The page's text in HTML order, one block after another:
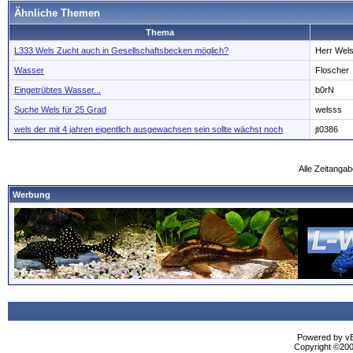
Ähnliche Themen
Thema
L333 Wels Zucht auch in Gesellschaftsbecken möglich?
Herr Wels
Wasser Floscher
Eingetrübtes Wasser... b0rN
Suche Wels für 25 Grad welsss
wels der mit 4 jahren eigentlich ausgewachsen sein sollte wächst noch jt0386
Alle
Werbung
Powered by
Copyright